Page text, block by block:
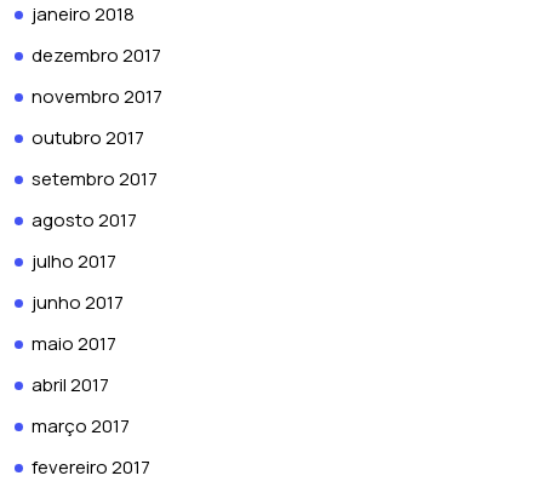
janeiro 2018
dezembro 2017
novembro 2017
outubro 2017
setembro 2017
agosto 2017
julho 2017
junho 2017
maio 2017
abril 2017
março 2017
fevereiro 2017